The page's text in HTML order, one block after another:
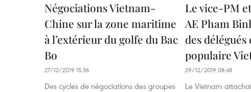
Négociations Vietnam-
Chine sur la zone maritime
à l’extérieur du golfe du Bac
Bo
27/12/2019 15:36
Des cycles de négociations des groupes
Le vice-PM
AE Pham
des
populaire
29/12/2019 08:48
Le Vietnam